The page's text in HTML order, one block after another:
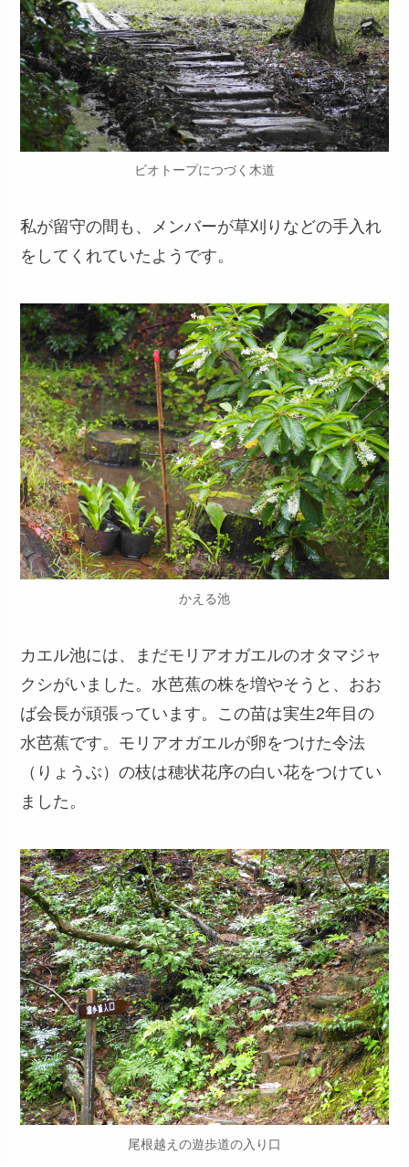
ビオトープにつづく木道
私が留守の間も、メンバーが草刈りなどの手入れ
をしてくれていたようです。
かえる池
カエル池には、まだモリアオガエルのオタマジャ
クシがいました。水芭蕉の株を増やそうと、おお
ば会長が頑張っています。この苗は実生2年目の
水芭蕉です。モリアオガエルが卵をつけた令法
（りょうぶ）の枝は穂状花序の白い花をつけてい
ました。
尾根越えの遊歩道の入り口